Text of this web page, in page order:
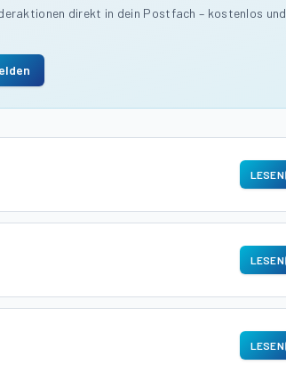
direkt in dein Postfach – kostenlos und
LESEN
LESEN
LESEN